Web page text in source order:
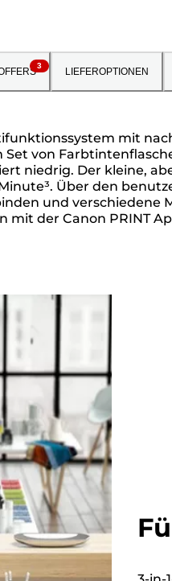
3
LIEFEROPTIONEN
mit
von
niedrig. Der kleine,
Über den
und verschiedene
der Canon PRINT